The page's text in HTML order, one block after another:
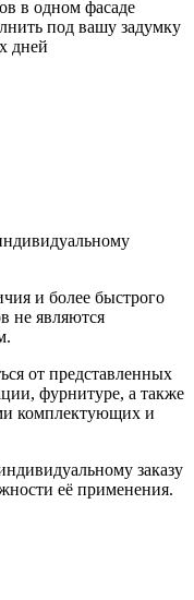
в одном фасаде
под вашу задумку
дней
и более быстрого
не являются
от представленных
фурнитуре, а также
комплектующих и
заказу
её применения.